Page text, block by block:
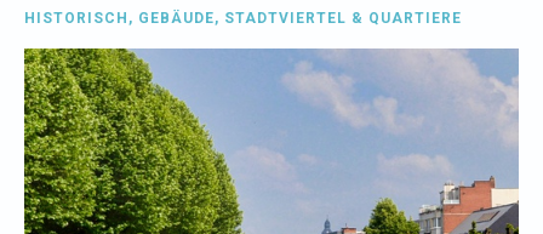
HISTORISCH , GEBÄUDE, STADTVIERTEL & QUARTIERE